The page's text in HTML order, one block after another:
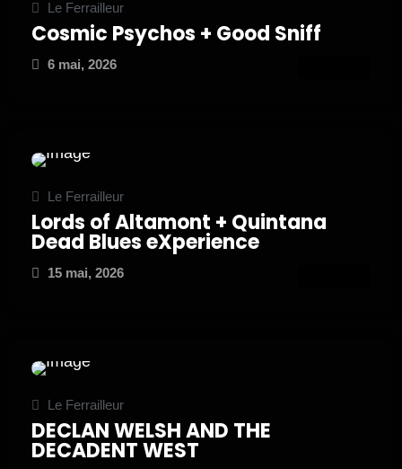
Le Ferrailleur
Cosmic Psychos + Good Sniff
6 mai, 2026
Le Ferrailleur
Lords of Altamont + Quintana
Dead Blues eXperience
15 mai, 2026
Le Ferrailleur
DECLAN WELSH AND THE
DECADENT WEST